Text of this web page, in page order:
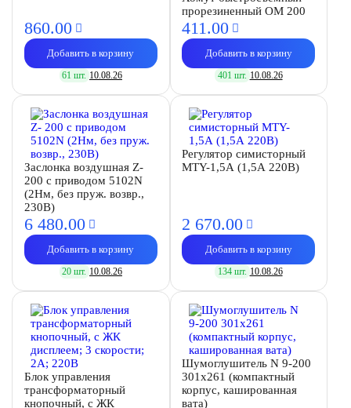
860.00
Добавить в корзину
61 шт. 10.08.26
прорезиненный OM 200
411.00
Добавить в корзину
401 шт. 10.08.26
Заслонка воздушная Z-
200 с приводом 5102N
(2Нм, без пруж. возвр.,
230В)
6 480.00
Добавить в корзину
20 шт. 10.08.26
Регулятор симисторный
MTY-1,5А (1,5А 220В)
2 670.00
Добавить в корзину
134 шт. 10.08.26
Блок управления
трансформаторный
кнопочный, с ЖК
Шумоглушитель N 9-200
301х261 (компактный
корпус, кашированная
вата)